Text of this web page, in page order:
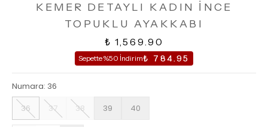
KEMER DETAYLI KADIN İNCE
TOPUKLU AYAKKABI
₺ 1,569.90
Sepette %50 İndirim₺ 784.95
Numara: 36
36
37 38 39 40